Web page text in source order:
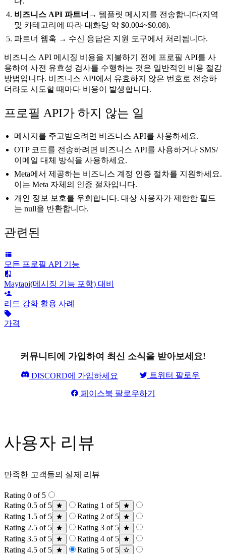
비즈니스 API 파트너 → 템플릿 메시지를 전송합니다(지역
및 카테고리에 따라 대화당 약 $0.004~$0.08).
파트너 웹훅 → 수신 응답은 지원 도구에서 처리됩니다.
비즈니스 API 메시징 비용을 지불하기 전에 프로필 API를 사
용하여 사전 유효성 검사를 수행하는 것은 일반적인 비용 절감
방법입니다. 비즈니스 API에서 유효하지 않은 번호로 전송하
더라도 시도할 때마다 비용이 발생합니다.
프로필 API가 하지 않는 일
메시지를 주고받으려면 비즈니스 API를 사용하세요.
OTP 코드를 전송하려면 비즈니스 API를 사용하거나 SMS/
이메일 대체 방식을 사용하세요.
Meta에서 제공하는 비즈니스 계정 인증 절차를 지원하세요.
이는 Meta 자체의 인증 절차입니다.
개인 정보 보호를 우회합니다. 대상 사용자가 제한한 필드
는 null을 반환합니다.
관련된
모든 프로필 API 기능
Maytapi(메시징 기능 포함) 대비
리드 강화 활용 사례
가격
커뮤니티에 가입하여 최신 소식을 받아보세요!
DISCORD에 가입하세요 트위터 팔로우
페이스북 팔로우하기
사용자 리뷰
만족한 고객들의 실제 리뷰
Rating 0 of 5
Rating 0.5 of 5
Rating 1 of 5
Rating 1.5 of 5
Rating 2 of 5
Rating 2.5 of 5
Rating 3 of 5
Rating 3.5 of 5
Rating 4 of 5
Rating 4.5 of 5
Rating 5 of 5